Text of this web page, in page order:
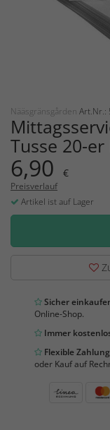
Nääsgränsgården Art.Nr.:
Tusse 20-er
6,90 €
Preisverlauf
Artikel ist auf Lager
Sicher
Online-Shop.
Immer
Flexible
oder Kauf auf